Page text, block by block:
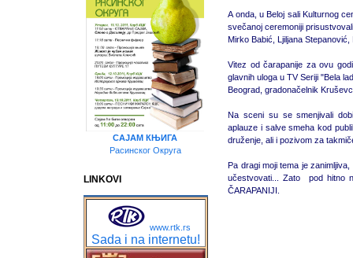
САЈАМ КЊИГА
Расинског Округа
LINKOVI
www.rtk.rs
Sada i na internetu!
A onda, u Beloj sali Kulturnog
svečanoj ceremoniji
Mirko Babić, Ljiljana Stepanović,
Vitez od čarapanije za ovu
glavnih uloga u TV Seriji "Bela
Beograd, gradonačelnik
Na sceni su se smenjivali
aplauze i salve smeha kod
druženje, ali i pozivom za
Pa dragi moji tema je
učestvovati... Zato pod hitno
ČARAPANIJI.